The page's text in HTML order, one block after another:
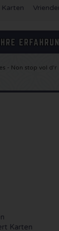
- Non stop vol d'r
Karten